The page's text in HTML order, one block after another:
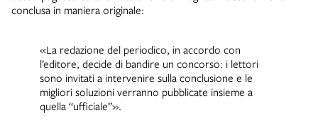
conclusa in maniera originale:
«La redazione del periodico, in accordo con
l’editore, decide di bandire un concorso: i lettori
sono invitati a intervenire sulla conclusione e le
migliori soluzioni verranno pubblicate insieme a
quella “ufficiale”».